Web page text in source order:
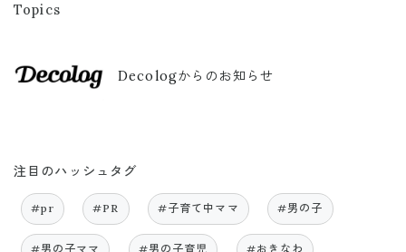
Topics
Decologからのお知らせ
注目のハッシュタグ
#pr #PR #子育て中ママ #男の子
#男の子ママ #男の子育児 #おきなわ